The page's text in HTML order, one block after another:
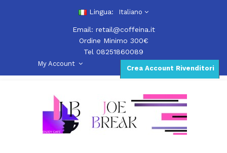
Lingua: Italiano
Email: retail@coffeina.it
Ordine Minimo 300€
Tel 08251860089
Crea Account Rivenditori
My Account